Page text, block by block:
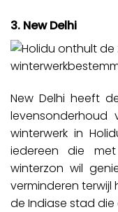
3. New Delhi
New Delhi heeft
winterwerk in
iedereen die
winterzon wil
verminderen terwijl
de Indiase stad die